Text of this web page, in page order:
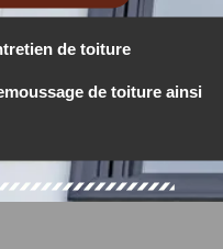
de toiture
de toiture ainsi